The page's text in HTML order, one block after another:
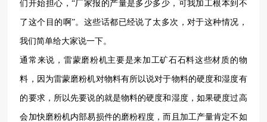
们开始担心，“厂家报的产量是多少多少，可我加工根本到不
了这个目的啊”。这些话都已经说了太多次，对于这种情况，
我们简单给大家说一下。
通常来说， 雷蒙磨粉机主要是来加工矿石石料这些材质的物
料，因为雷蒙磨粉机对物料有所以说对于物料的硬度和湿度有
的要求，所以先要说的就是物料的硬度和湿度，如果硬度过高
会加快磨粉机内部易损件的磨粉程度，而且加工产量肯定不如